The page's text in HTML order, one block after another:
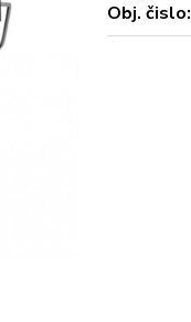
Obj. čislo: